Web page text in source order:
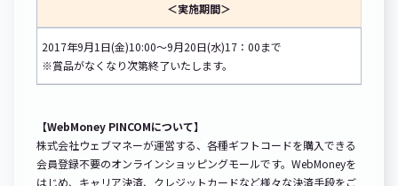
＜実施期間＞
2017年9月1日(金)10:00～9月20日(水)17：00まで
※賞品がなくなり次第終了いたします。
【WebMoney PINCOMについて】
株式会社ウェブマネーが運営する、各種ギフトコードを購入できる
会員登録不要のオンラインショッピングモールです。WebMoneyを
はじめ、キャリア決済、クレジットカードなど様々な決済手段をご